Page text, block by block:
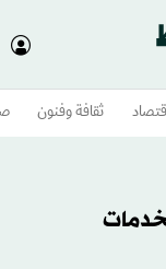
ثقافة وفنون